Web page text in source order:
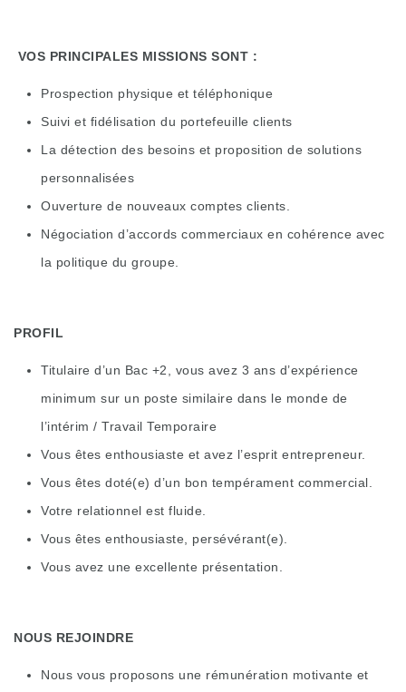
VOS PRINCIPALES MISSIONS SONT :
Prospection physique et téléphonique
Suivi et fidélisation du portefeuille clients
La détection des besoins et proposition de solutions
personnalisées
Ouverture de nouveaux comptes clients.
Négociation d’accords commerciaux en cohérence avec
la politique du groupe.
PROFIL
Titulaire d’un Bac +2, vous avez 3 ans d’expérience
minimum sur un poste similaire dans le monde de
l’intérim / Travail Temporaire
Vous êtes enthousiaste et avez l’esprit entrepreneur.
Vous êtes doté(e) d’un bon tempérament commercial.
Votre relationnel est fluide.
Vous êtes enthousiaste, persévérant(e).
Vous avez une excellente présentation.
NOUS REJOINDRE
Nous vous proposons une rémunération motivante et